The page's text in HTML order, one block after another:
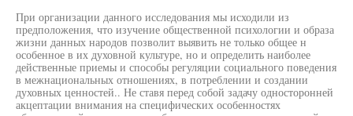
При организации данного исследования мы исходили из
предположения, что изучение общественной психологии и образа
жизни данных народов позволит выявить не только общее н
особенное в их духовной культуре, но и определить наиболее
действенные приемы и способы регуляции социального поведения
в межнациональных отношениях, в потреблении и создании
духовных ценностей.. Не ставя перед собой задачу односторонней
акцептации внимания на специфических особенностях